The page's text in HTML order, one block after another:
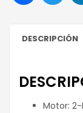
DESCRIPCIÓN
Motor: 2-